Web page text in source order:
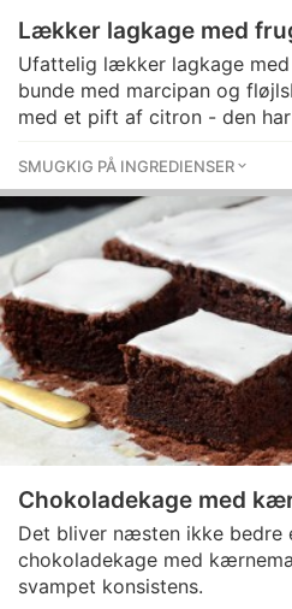
Lækker lagkage med
Ufattelig lækker lagkage
bunde med marcipan og
med et pift af citron - den
SMUGKIG PÅ INGREDIENSER
Chokoladekage med
Det bliver næsten ikke bedre
chokoladekage med
svampet konsistens.